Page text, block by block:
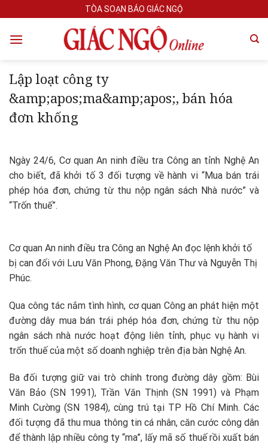
to
content
TÒA SOẠN BÁO GIÁC NGỘ
Lập loạt công ty
&amp;apos;ma&amp;apos;, bán hóa
đơn khống
Ngày 24/6, Cơ quan An ninh điều tra Công an tỉnh Nghệ An
cho biết, đã khởi tố 3 đối tượng về hành vi “Mua bán trái
phép hóa đơn, chứng từ thu nộp ngân sách Nhà nước” và
“Trốn thuế”.
Cơ quan An ninh điều tra Công an Nghệ An đọc lệnh khởi tố
bị can đối với Lưu Văn Phong, Đặng Văn Thư và Nguyễn Thị
Phúc.
Qua công tác nắm tình hình, cơ quan Công an phát hiện một
đường dây mua bán trái phép hóa đơn, chứng từ thu nộp
ngân sách nhà nước hoạt động liên tỉnh, phục vụ hành vi
trốn thuế của một số doanh nghiệp trên địa bàn Nghệ An.
Ba đối tượng giữ vai trò chính trong đường dây gồm: Bùi
Văn Bảo (SN 1991), Trần Văn Thịnh (SN 1991) và Phạm
Minh Cường (SN 1984), cùng trú tại TP Hồ Chí Minh. Các
đối tượng đã thu mua thông tin cá nhân, căn cước công dân
để thành lập nhiều công ty “ma”, lấy mã số thuế rồi xuất bán